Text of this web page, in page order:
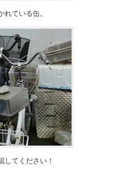
ている缶。
してください！